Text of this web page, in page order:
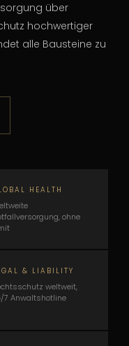
über
hochwertiger
alle Bausteine zu
HEALTH
ohne
& LIABILITY
weltweit,
7 Anwaltshotline